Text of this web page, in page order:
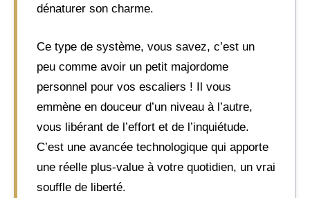
dénaturer son charme.
Ce type de système, vous savez, c’est un
peu comme avoir un petit majordome
personnel pour vos escaliers ! Il vous
emmène en douceur d’un niveau à l’autre,
vous libérant de l’effort et de l’inquiétude.
C’est une avancée technologique qui apporte
une réelle plus-value à votre quotidien, un vrai
souffle de liberté.